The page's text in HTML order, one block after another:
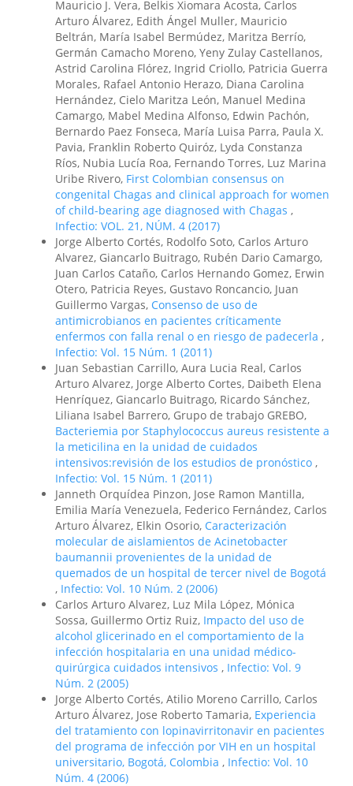
Mauricio J. Vera, Belkis Xiomara Acosta, Carlos
Arturo Álvarez, Edith Ángel Muller, Mauricio
Beltrán, María Isabel Bermúdez, Maritza Berrío,
Germán Camacho Moreno, Yeny Zulay Castellanos,
Astrid Carolina Flórez, Ingrid Criollo, Patricia Guerra
Morales, Rafael Antonio Herazo, Diana Carolina
Hernández, Cielo Maritza León, Manuel Medina
Camargo, Mabel Medina Alfonso, Edwin Pachón,
Bernardo Paez Fonseca, María Luisa Parra, Paula X.
Pavia, Franklin Roberto Quiróz, Lyda Constanza
Ríos, Nubia Lucía Roa, Fernando Torres, Luz Marina
Uribe Rivero, First Colombian consensus on
congenital Chagas and clinical approach for women
of child-bearing age diagnosed with Chagas ,
Infectio: VOL. 21, NÚM. 4 (2017)
Jorge Alberto Cortés, Rodolfo Soto, Carlos Arturo
Alvarez, Giancarlo Buitrago, Rubén Dario Camargo,
Juan Carlos Cataño, Carlos Hernando Gomez, Erwin
Otero, Patricia Reyes, Gustavo Roncancio, Juan
Guillermo Vargas, Consenso de uso de
antimicrobianos en pacientes críticamente
enfermos con falla renal o en riesgo de padecerla ,
Infectio: Vol. 15 Núm. 1 (2011)
Juan Sebastian Carrillo, Aura Lucia Real, Carlos
Arturo Alvarez, Jorge Alberto Cortes, Daibeth Elena
Henríquez, Giancarlo Buitrago, Ricardo Sánchez,
Liliana Isabel Barrero, Grupo de trabajo GREBO,
Bacteriemia por Staphylococcus aureus resistente a
la meticilina en la unidad de cuidados
intensivos:revisión de los estudios de pronóstico ,
Infectio: Vol. 15 Núm. 1 (2011)
Janneth Orquídea Pinzon, Jose Ramon Mantilla,
Emilia María Venezuela, Federico Fernández, Carlos
Arturo Álvarez, Elkin Osorio, Caracterización
molecular de aislamientos de Acinetobacter
baumannii provenientes de la unidad de
quemados de un hospital de tercer nivel de Bogotá
, Infectio: Vol. 10 Núm. 2 (2006)
Carlos Arturo Alvarez, Luz Mila López, Mónica
Sossa, Guillermo Ortiz Ruiz, Impacto del uso de
alcohol glicerinado en el comportamiento de la
infección hospitalaria en una unidad médico-
quirúrgica cuidados intensivos , Infectio: Vol. 9
Núm. 2 (2005)
Jorge Alberto Cortés, Atilio Moreno Carrillo, Carlos
Arturo Álvarez, Jose Roberto Tamaria, Experiencia
del tratamiento con lopinavirritonavir en pacientes
del programa de infección por VIH en un hospital
universitario, Bogotá, Colombia , Infectio: Vol. 10
Núm. 4 (2006)